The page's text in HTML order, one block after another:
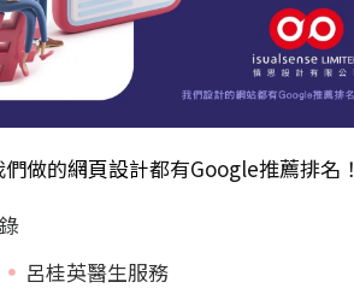
們做的網頁設計都有Google推薦排名！
呂桂英醫生服務